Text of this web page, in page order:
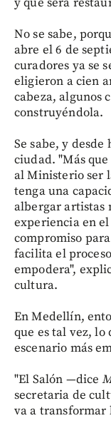
No se sabe,
abre el 6 de
curadores ya se
eligieron a cien
cabeza, algunos
construyéndola.
Se sabe, y
ciudad. "Más
al Ministerio ser
tenga una
albergar artistas
experiencia en
compromiso
facilita el
empodera",
cultura.
En Medellín,
que es tal vez,
escenario más
"El Salón —dice
secretaria de
va a transformar